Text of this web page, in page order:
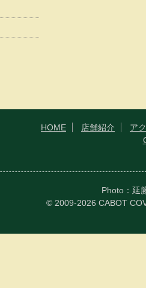
HOME 店舗紹介
ア
Photo：延
© 2009-2026 CABOT